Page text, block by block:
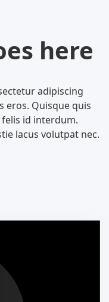
here
adipiscing
eros. Quisque quis
id interdum.
lacus volutpat nec.